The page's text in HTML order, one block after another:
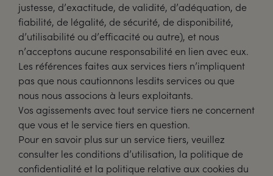
justesse, d’exactitude, de validité, d’adéquation, de
fiabilité, de légalité, de sécurité, de disponibilité,
d’utilisabilité ou d’efficacité ou autre), et nous
n’acceptons aucune responsabilité en lien avec eux.
Les références faites aux services tiers n’impliquent
pas que nous cautionnons lesdits services ou que
nous nous associons à leurs exploitants.
Vos agissements avec tout service tiers ne concernent
que vous et le service tiers en question.
Pour en savoir plus sur un service tiers, veuillez
consulter les conditions d’utilisation, la politique de
confidentialité et la politique relative aux cookies du